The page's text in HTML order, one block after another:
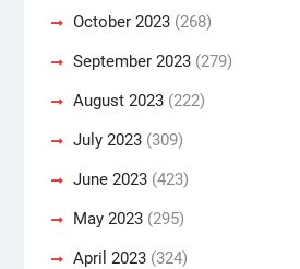
October 2023(268)
September 2023(279)
August 2023(222)
July 2023(309)
June 2023(423)
May 2023(295)
April 2023(324)